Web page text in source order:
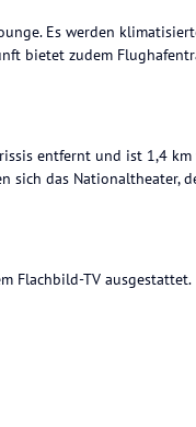
Es werden
bietet zudem
entfernt und ist 1,4 km
sich das Nationaltheater,
Flachbild-TV ausgestattet.